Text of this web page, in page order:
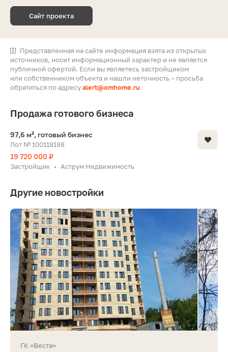
Сайт проекта
Представленная на сайте информация взята из открытых
источников, носит информационный характер и не является
публичной офертой. Если вы являетесь застройщиком
или собственником объекта и нашли неточность – просьба
обратиться по адресуalert@omhome.ru.
Продажа готового бизнеса
97,6 м², готовый бизнес
Лот № 100118198
19 720 000 ₽
Застройщик • Аструм Недвижимость
Другие новостройки
ГК «Веста»